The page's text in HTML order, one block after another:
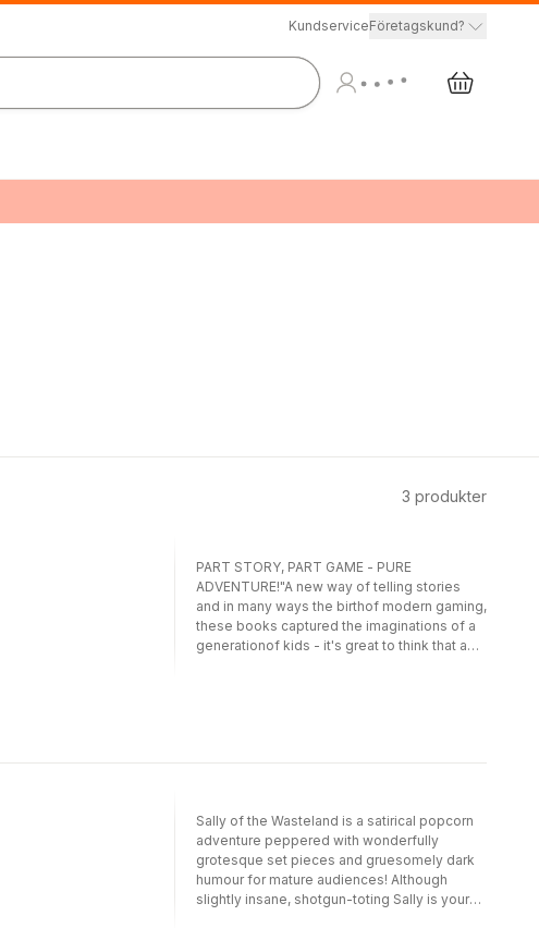
KundserviceFöretagskund?
3 produkter
PART STORY, PART GAME - PURE
ADVENTURE!"A new way of telling stories
and in many ways the birthof modern gaming,
these books captured the imaginations of a
generationof kids - it's great to think that a
Allansia,guarding merchant caravans, or will
Cauldronweed,or rid King Salamon's Mine of
the pests that plague it? Willyou bring
Cardinal Zyn to justice, or set off in search of
thehorn of the Black Unicorn? And just who is
the Shivering Man, andwhat does he have to
Sally of the Wasteland is a satirical popcorn
adventure peppered with wonderfully
grotesque set pieces and gruesomely dark
humour for mature audiences! Although
slightly insane, shotgun-toting Sally is your